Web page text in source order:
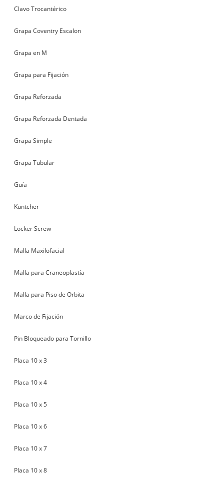
Clavo Trocantérico
Grapa Coventry Escalon
Grapa en M
Grapa para Fijación
Grapa Reforzada
Grapa Reforzada Dentada
Grapa Simple
Grapa Tubular
Guía
Kuntcher
Locker Screw
Malla Maxilofacial
Malla para Craneoplastía
Malla para Piso de Orbita
Marco de Fijación
Pin Bloqueado para Tornillo
Placa 10 x 3
Placa 10 x 4
Placa 10 x 5
Placa 10 x 6
Placa 10 x 7
Placa 10 x 8